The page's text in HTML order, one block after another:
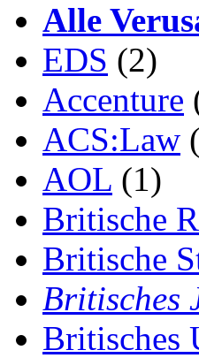
Alle
EDS (2)
Accenture
ACS:Law
AOL (1)
Britische
Britische
Britisches
Britisches